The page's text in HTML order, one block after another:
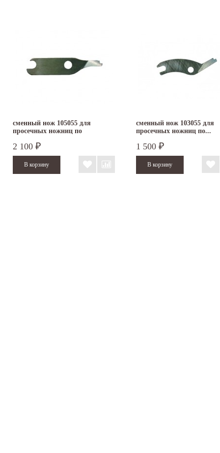
сменный нож 105055 для
просечных ножниц по
2 100 ₽
сменный нож 103055 для
просечных ножниц по...
1 500 ₽